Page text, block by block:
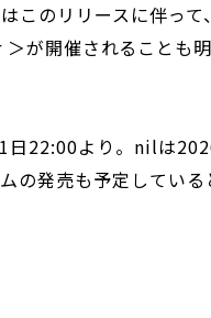
このリリースに伴って
開催されることも
日22:00より。nilは
の発売も予定している